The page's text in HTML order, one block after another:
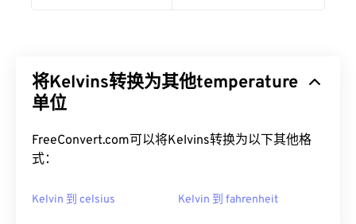
将Kelvins转换为其他temperature
单位
FreeConvert.com可以将Kelvins转换为以下其他格
式：
Kelvin 到 celsius Kelvin 到 fahrenheit